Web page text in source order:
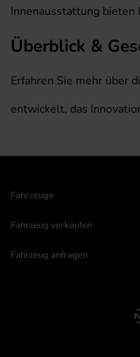
Innenausstattung bieten
Überblick &
Erfahren Sie mehr über
entwickelt, das
Fahrzeuge
Fahrzeug verkaufen
Fahrzeug anfragen